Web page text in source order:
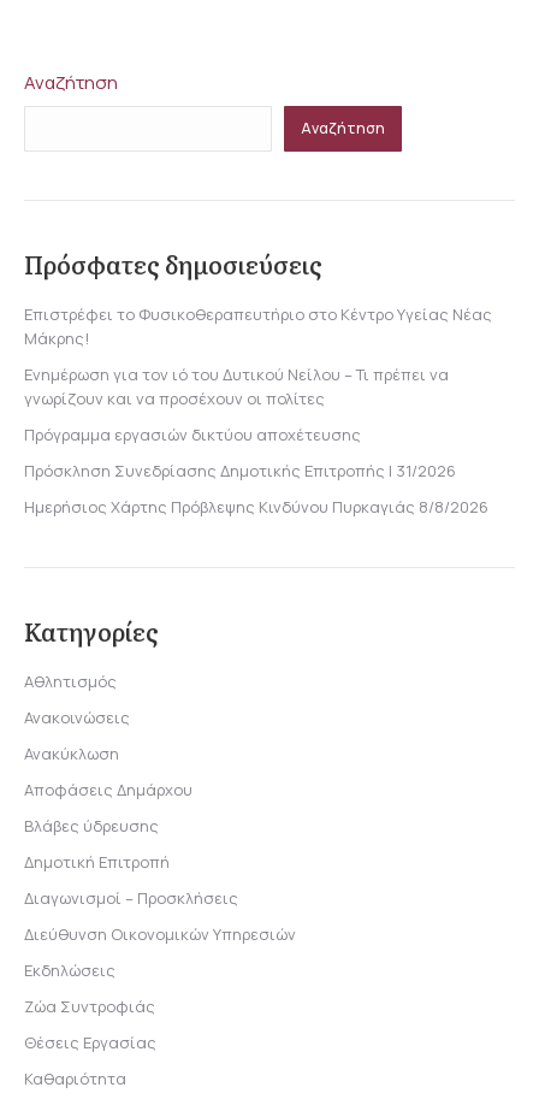
Αναζήτηση
Αναζήτηση
Πρόσφατες δημοσιεύσεις
Επιστρέφει το Φυσικοθεραπευτήριο στο Κέντρο Υγείας Νέας
Μάκρης!
Ενημέρωση για τον ιό του Δυτικού Νείλου – Τι πρέπει να
γνωρίζουν και να προσέχουν οι πολίτες
Πρόγραμμα εργασιών δικτύου αποχέτευσης
Πρόσκληση Συνεδρίασης Δημοτικής Επιτροπής | 31/2026
Ημερήσιος Χάρτης Πρόβλεψης Κινδύνου Πυρκαγιάς 8/8/2026
Κατηγορίες
Αθλητισμός
Ανακοινώσεις
Ανακύκλωση
Αποφάσεις Δημάρχου
Βλάβες ύδρευσης
Δημοτική Επιτροπή
Διαγωνισμοί – Προσκλήσεις
Διεύθυνση Οικονομικών Υπηρεσιών
Εκδηλώσεις
Ζώα Συντροφιάς
Θέσεις Εργασίας
Καθαριότητα